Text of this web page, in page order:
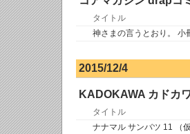
タイトル
神さまの言うとおり。 小
2015/12/4
KADOKAWA カドカ
タイトル
ナナマル サンバツ 11 （仮